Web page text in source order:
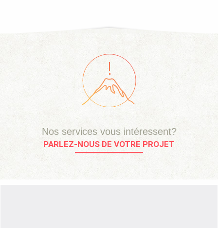
Nos services vous intéressent?
PARLEZ-NOUS DE VOTRE PROJET